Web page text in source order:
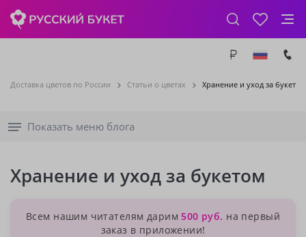
Доставка цветов по России Статьи о цветах Хранение и уход за букетом
Показать меню блога
Хранение и уход за букетом
Всем нашим читателям дарим500 руб. на первый
заказ в приложении!